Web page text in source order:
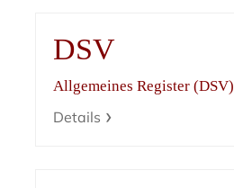
DSV
Allgemeines Register (DSV)
Details